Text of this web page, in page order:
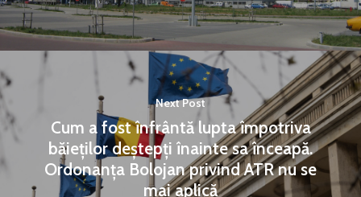
Next Post
Cum a fost înfrântă lupta împotriva
băieților deștepți înainte sa înceapă.
Ordonanța Bolojan privind ATR nu se
mai aplică